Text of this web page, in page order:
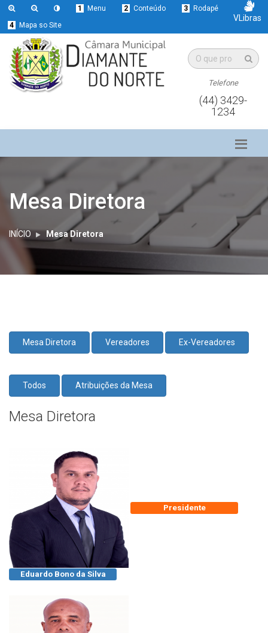
1 Menu 2 Conteúdo 3
Rodapé
4
Mapa so Site
VLibras
Telefone
(44) 3429-
1234
Mesa Diretora
INÍCIO Mesa Diretora
Mesa Diretora Vereadores Ex-Vereadores
Todos Atribuições da Mesa
Mesa Diretora
Presidente
Eduardo Bono da Silva